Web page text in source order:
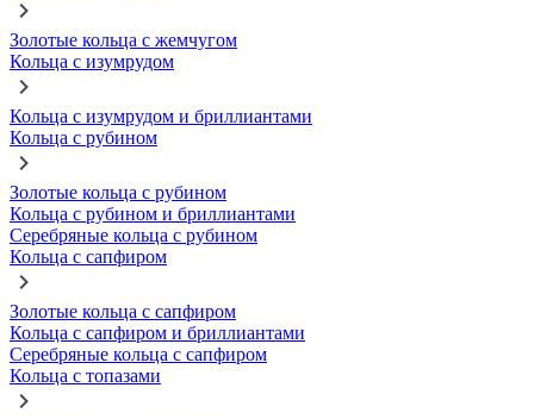
Золотые кольца с жемчугом
Кольца с изумрудом
Кольца с изумрудом и бриллиантами
Кольца с рубином
Золотые кольца с рубином
Кольца с рубином и бриллиантами
Серебряные кольца с рубином
Кольца с сапфиром
Золотые кольца с сапфиром
Кольца с сапфиром и бриллиантами
Серебряные кольца с сапфиром
Кольца с топазами